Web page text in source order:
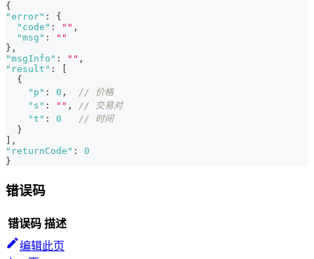
{
"error" :
{
"code" : "" ,
"msg" :
""
} ,
"msgInfo" : "" ,
"result" :
{
"p" : 0 ,
// 价格
"s" : "" ,
// 交易对
"t" : 0
// 时间
}
,
"returnCode" :
0
}
错误码
错误码 描述
编辑此页